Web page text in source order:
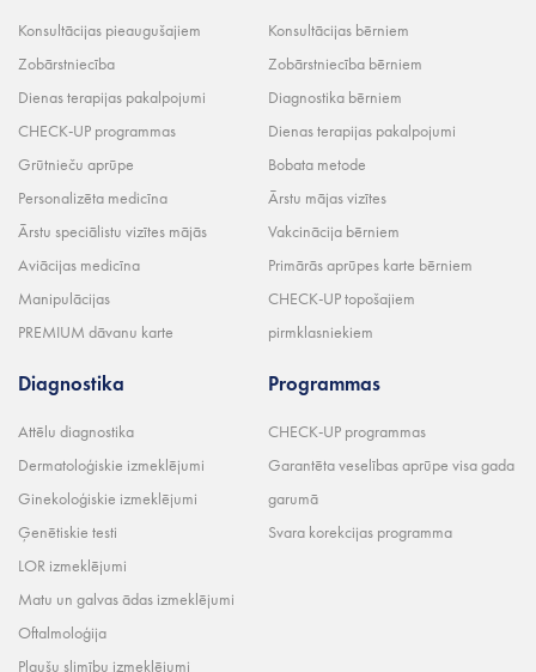
Konsultācijas pieaugušajiem
Zobārstniecība
Dienas terapijas pakalpojumi
CHECK-UP programmas
Grūtnieču aprūpe
Personalizēta medicīna
Ārstu speciālistu vizītes mājās
Aviācijas medicīna
Manipulācijas
PREMIUM dāvanu karte
Konsultācijas bērniem
Zobārstniecība bērniem
Diagnostika bērniem
Dienas terapijas pakalpojumi
Bobata metode
Ārstu mājas vizītes
Vakcinācija bērniem
Primārās aprūpes karte bērniem
CHECK-UP topošajiem
pirmklasniekiem
Diagnostika
Attēlu diagnostika
Dermatoloģiskie izmeklējumi
Ginekoloģiskie izmeklējumi
Ģenētiskie testi
LOR izmeklējumi
Matu un galvas ādas izmeklējumi
Oftalmoloģija
Plaušu slimību izmeklējumi
Programmas
CHECK-UP programmas
Garantēta veselības aprūpe visa gada
garumā
Svara korekcijas programma